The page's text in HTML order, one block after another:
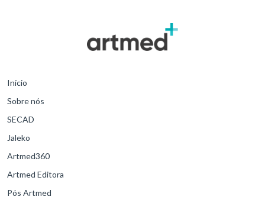
Início
Sobre nós
SECAD
Jaleko
Artmed360
Artmed Editora
Pós Artmed